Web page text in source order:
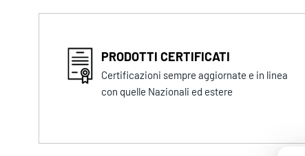
PRODOTTI CERTIFICATI
Certificazioni sempre aggiornate e in linea
con quelle Nazionali ed estere